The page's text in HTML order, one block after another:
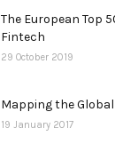
The European Top
Fintech
29 October 2019
Mapping the
19 January 2017